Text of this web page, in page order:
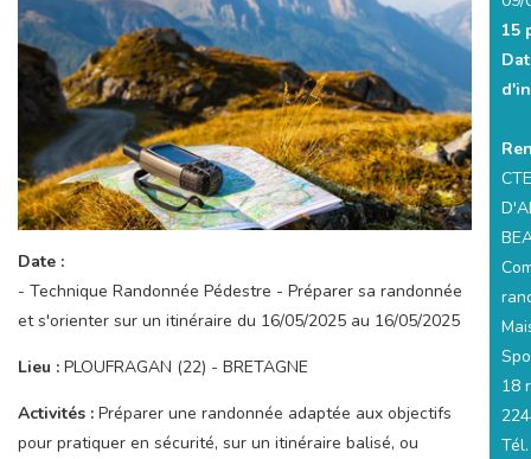
Date :
- Technique Randonnée Pédestre - Préparer sa randonnée
et s'orienter sur un itinéraire du 16/05/2025 au 16/05/2025
Lieu : PLOUFRAGAN (22) - BRETAGNE
Activités : Préparer une randonnée adaptée aux objectifs
pour pratiquer en sécurité, sur un itinéraire balisé, ou
15
18